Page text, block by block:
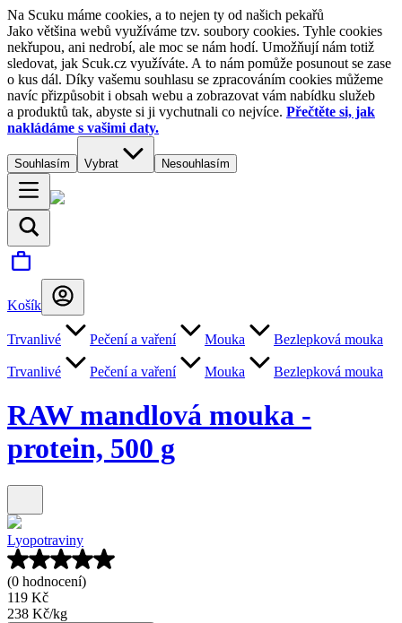
Na Scuku máme cookies, a to nejen ty od našich pekařů
Jako většina webů využíváme tzv. soubory cookies. Tyhle cookies
nekřupou, ani nedrobí, ale moc se nám hodí. Umožňují nám totiž
sledovat, jak Scuk.cz využíváte. A to nám pomůže posunout se zase
o kus dál. Díky vašemu souhlasu se zpracováním cookies můžeme
navíc přizpůsobit i obsah webu a zobrazovat vám nabídku služeb
a produktů tak, abyste si ji vychutnali co nejvíce. Přečtěte si, jak
nakládáme s vašimi daty.
Souhlasím Vybrat Nesouhlasím
Košík
Trvanlivé Pečení a vaření Mouka Bezlepková mouka
Trvanlivé Pečení a vaření Mouka Bezlepková mouka
RAW mandlová mouka -
protein, 500 g
Lyopotraviny
(0 hodnocení)
119 Kč
238 Kč/kg